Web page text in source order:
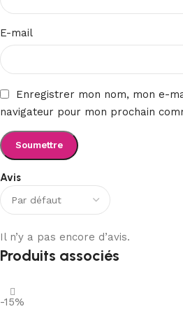
Avis
Il n’y a pas encore d’avis.
E-mail
Enregistrer mon nom, mon e-
navigateur pour mon prochain
Produits associés
-15%